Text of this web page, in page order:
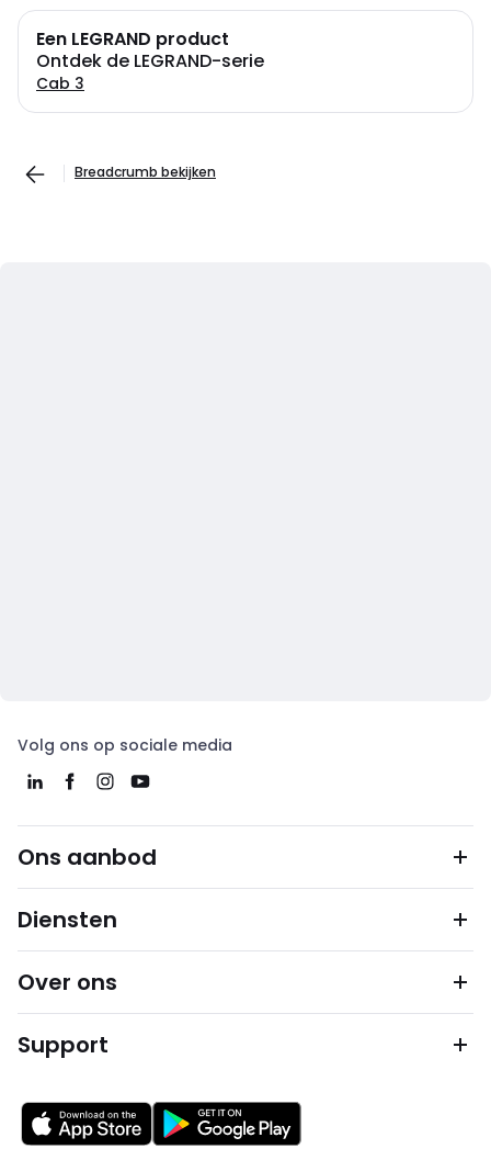
Een LEGRAND product
Ontdek de LEGRAND-serie
Cab 3
Breadcrumb bekijken
Volg ons op sociale media
Ons aanbod
Diensten
Over ons
Support